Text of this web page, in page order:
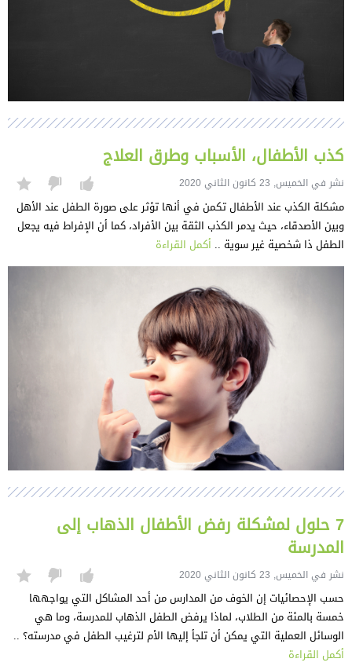
كذب الأطفال، الأسباب وطرق العلاج
نشر في الخميس, 23 كانون الثاني 2020
مشكلة الكذب عند الأطفال تكمن في أنها تؤثر على صورة الطفل عند الأهل
وبين الأصدقاء، حيث يدمر الكذب الثقة بين الأفراد، كما أن الإفراط فيه يجعل
الطفل ذا شخصية غير سوية .. أكمل القراءة
7 حلول لمشكلة رفض الأطفال الذهاب إلى
المدرسة
نشر في الخميس, 23 كانون الثاني 2020
حسب الإحصائيات إن الخوف من المدارس من أحد المشاكل التي يواجهها
خمسة بالمئة من الطلاب، لماذا يرفض الطفل الذهاب للمدرسة، وما هي
الوسائل العملية التي يمكن أن تلجأ إليها الأم لترغيب الطفل في مدرسته؟ ..
أكمل القراءة